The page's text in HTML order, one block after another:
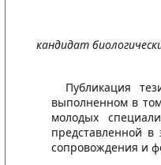
кандидат
Публикация
выполненном в
молодых
представленной
сопровождения и